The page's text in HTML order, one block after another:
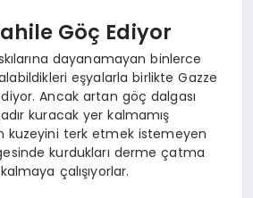
Göç Ediyor
dayanamayan binlerce
eşyalarla birlikte Gazze
Ancak artan göç dalgası
kuracak yer kalmamış
kuzeyini terk etmek istemeyen
kurdukları derme çatma
çalışıyorlar.